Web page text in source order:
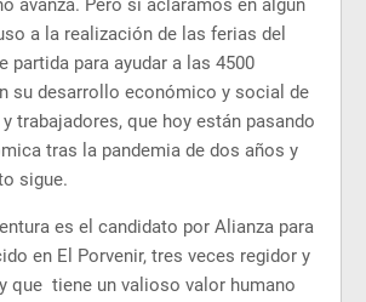
avanza. Pero si aclaramos en algún
a la realización de las ferias del
partida para ayudar a las 4500
su desarrollo económico y social de
trabajadores, que hoy están pasando
tras la pandemia de dos años y
sigue.
es el candidato por Alianza para
en El Porvenir, tres veces regidor y
que tiene un valioso valor humano